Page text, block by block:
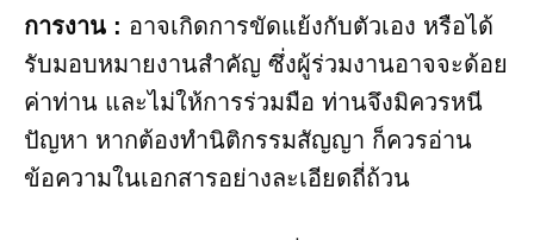
การงาน​ : อาจเกิดการขัดแย้งกับตัวเอง หรือได้
รับมอบหมายงานสำคัญ ซึ่งผู้ร่วมงานอาจจะด้อย
ค่าท่าน และไม่ให้การร่วมมือ ท่านจึงมิควรหนี
ปัญหา หากต้องทำนิติกรรมสัญญา ก็ควรอ่าน
ข้อความในเอกสารอย่างละเอียดถี่ถ้วน